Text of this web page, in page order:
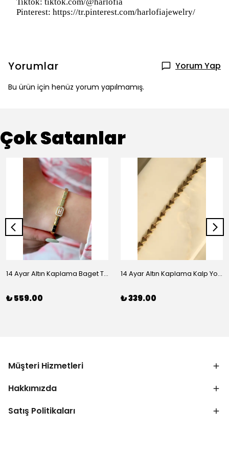
Pinterest: https://tr.pinterest.com/harlofiajewelry/
Yorumlar Yorum Yap
Bu ürün için henüz yorum yapılmamış.
Çok Satanlar
14 Ayar Altın Kaplama Baget Taşlı Vip Bileklik
₺ 559.00
14 Ayar Altın Kaplama Kalp Yolu Bileklik
₺ 339.00
Müşteri Hizmetleri
Hakkımızda
Satış Politikaları